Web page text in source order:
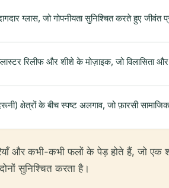
ग्लास, जो गोपनीयता सुनिश्चित करते हुए जीवंत
रिलीफ और शीशे के मोज़ाइक, जो विलासिता और
क्षेत्रों के बीच स्पष्ट अलगाव, जो फ़ारसी सामाजिक
और कभी-कभी फलों के पेड़ होते हैं, जो एक
सुनिश्चित करता है।